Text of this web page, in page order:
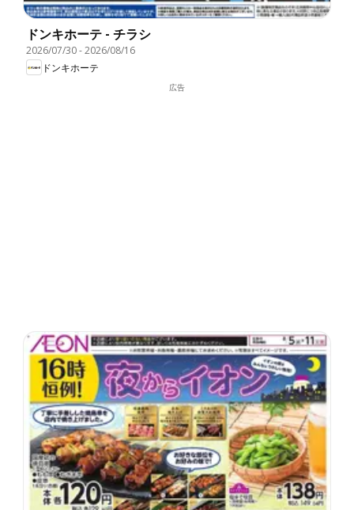
ドンキホーテ - チラシ
2026/07/30-2026/08/16
ドンキホーテ
広告